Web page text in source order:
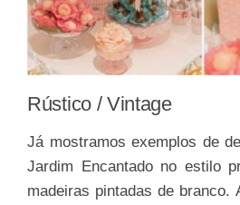
Rústico / Vintage
Já mostramos exemplos de
Jardim Encantado no estilo
madeiras pintadas de branco.